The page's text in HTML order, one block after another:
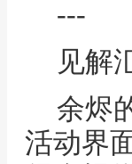
---
见解
余烬
活动界